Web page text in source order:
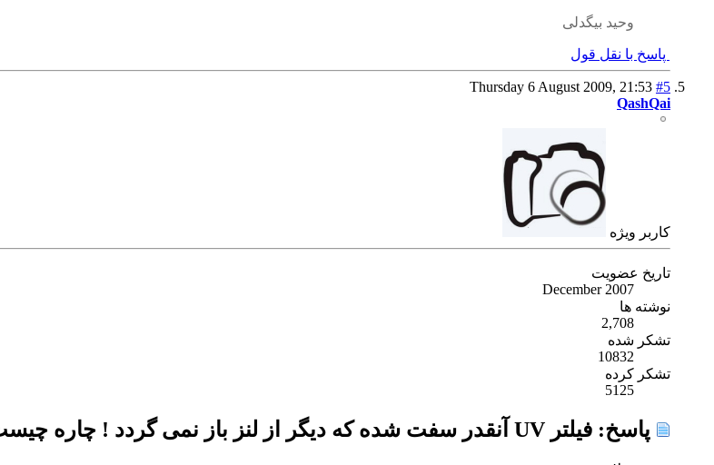
وحید بیگدلی
پاسخ با نقل قول
Thursday 6 August 2009, 21:53 #5
QashQai
كاربر ويژه
تاریخ عضویت
December 2007
نوشته ها
2,708
تشکر شده
10832
تشکر کرده
5125
پاسخ: فیلتر UV آنقدر سفت شده که دیگر از لنز باز نمی گردد ! چاره چیست؟